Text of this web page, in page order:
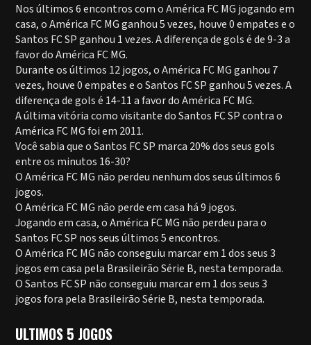
Nos últimos 6 encontros com o América FC MG jogando em
casa, o América FC MG ganhou 5 vezes, houve 0 empates e o
Santos FC SP ganhou 1 vezes. A diferença de gols é de 9-3 a
favor do América FC MG.
Durante os últimos 12 jogos, o América FC MG ganhou 7
vezes, houve 0 empates e o Santos FC SP ganhou 5 vezes. A
diferença de gols é 14-11 a favor do América FC MG.
A última vitória como visitante do Santos FC SP contra o
América FC MG foi em 2011.
Você sabia que o Santos FC SP marca 20% dos seus gols
entre os minutos 16-30?
O América FC MG não perdeu nenhum dos seus últimos 6
jogos.
O América FC MG não perde em casa há 9 jogos.
Jogando em casa, o América FC MG não perdeu para o
Santos FC SP nos seus últimos 5 encontros.
O América FC MG não conseguiu marcar em 1 dos seus 3
jogos em casa pela Brasileirão Série B, nesta temporada.
O Santos FC SP não conseguiu marcar em 1 dos seus 3
jogos fora pela Brasileirão Série B, nesta temporada.
ULTIMOS 5 JOGOS